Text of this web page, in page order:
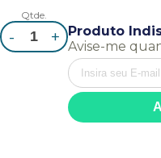
Qtde.
- +
Produto
Avise-me